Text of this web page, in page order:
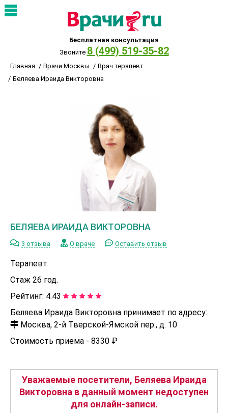
Бесплатная консультация
Звоните 8 (499) 519-35-82
Главная Врачи Москвы
Врач терапевт
Беляева Ираида Викторовна
БЕЛЯЕВА ИРАИДА ВИКТОРОВНА
3 отзыва О враче Оставить отзыв
Терапевт
Стаж 26 год.
Рейтинг: 4.43
Беляева Ираида Викторовна принимает по адресу:
Москва, 2-й Тверской-Ямской пер., д. 10
Стоимость приема - 8330 ₽
Уважаемые посетители, Беляева Ираида
Викторовна в данный момент недоступен
для онлайн-записи.